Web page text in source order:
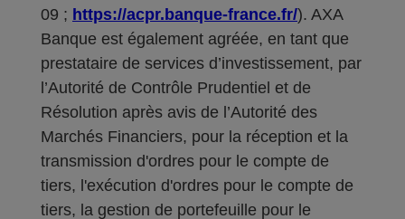
09 ; https://acpr.banque-france.fr/). AXA
Banque est également agréée, en tant que
prestataire de services d’investissement, par
l’Autorité de Contrôle Prudentiel et de
Résolution après avis de l’Autorité des
Marchés Financiers, pour la réception et la
transmission d'ordres pour le compte de
tiers, l'exécution d'ordres pour le compte de
tiers, la gestion de portefeuille pour le